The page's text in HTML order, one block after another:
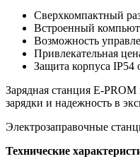
Сверхкомпактный
Встроенный
Возможность
Привлекательная
Защита корпуса IP54
Зарядная станция E-
зарядки и надежность в
Электрозаправочные
Технические